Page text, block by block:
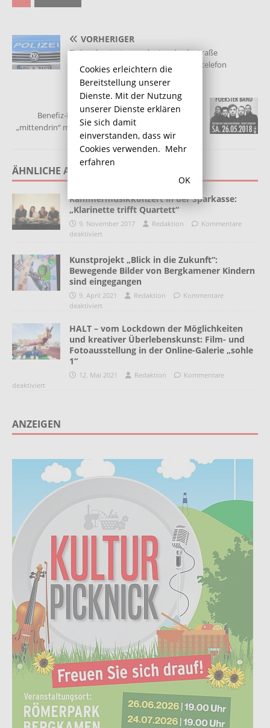
VORHERIGER
Einbrecher treten an der Landwehrstraße
Wohnungstür ein: Bargeld und Mobiltelefon
NÄCHSTER
Benefiz-Rockkonzert für das Familienzentrum
„mittendrin“ mit der Joachim Fucking Foerster Band
ÄHNLICHE ARTIKEL
Kammermusikkonzert in der Sparkasse:
„Klarinette trifft Quartett“
9. November 2017 Redaktion
Kommentare
deaktiviert
Kunstprojekt „Blick in die Zukunft“:
Bewegende Bilder von Bergkamener Kindern
sind eingegangen
9. April 2021 Redaktion
Kommentare
deaktiviert
HALT – vom Lockdown der Möglichkeiten
und kreativer Überlebenskunst: Film- und
Fotoausstellung in der Online-Galerie „sohle
1“
12. Mai 2021 Redaktion
Kommentare
deaktiviert
ANZEIGEN
Cookies erleichtern die
Bereitstellung unserer
Dienste. Mit der Nutzung
unserer Dienste erklären
Sie sich damit
einverstanden, dass wir
Cookies verwenden. Mehr
erfahren
OK